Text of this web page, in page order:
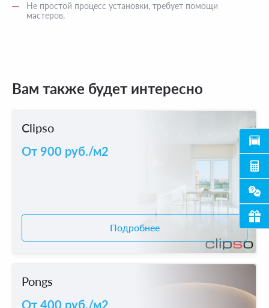
Не простой процесс установки, требует помощи
мастеров.
Вам также будет интересно
Clipso
От 900 руб./м2
Подробнее
Pongs
От 400 руб./м2